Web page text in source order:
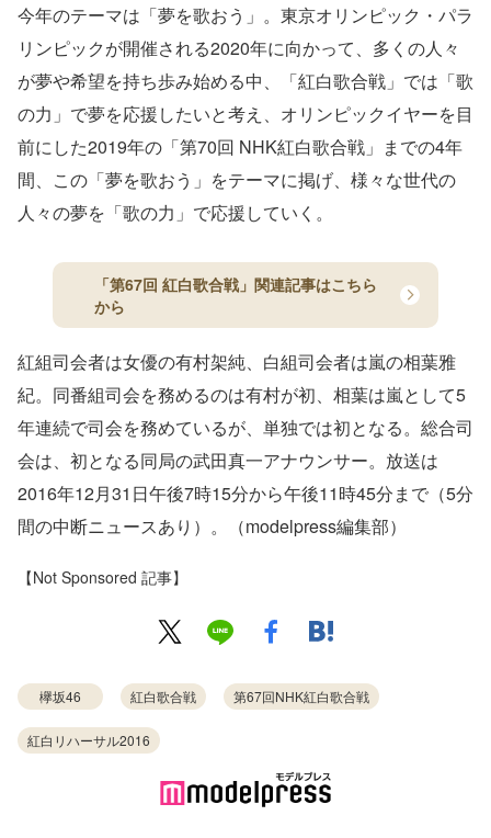
今年のテーマは「夢を歌おう」。東京オリンピック・パラ
リンピックが開催される2020年に向かって、多くの人々
が夢や希望を持ち歩み始める中、「紅白歌合戦」では「歌
の力」で夢を応援したいと考え、オリンピックイヤーを目
前にした2019年の「第70回 NHK紅白歌合戦」までの4年
間、この「夢を歌おう」をテーマに掲げ、様々な世代の
人々の夢を「歌の力」で応援していく。
「第67回 紅白歌合戦」関連記事はこちら
から
紅組司会者は女優の有村架純、白組司会者は嵐の相葉雅
紀。同番組司会を務めるのは有村が初、相葉は嵐として5
年連続で司会を務めているが、単独では初となる。総合司
会は、初となる同局の武田真一アナウンサー。放送は
2016年12月31日午後7時15分から午後11時45分まで（5分
間の中断ニュースあり）。（modelpress編集部）
【Not Sponsored 記事】
欅坂46 紅白歌合戦 第67回NHK紅白歌合戦
紅白リハーサル2016